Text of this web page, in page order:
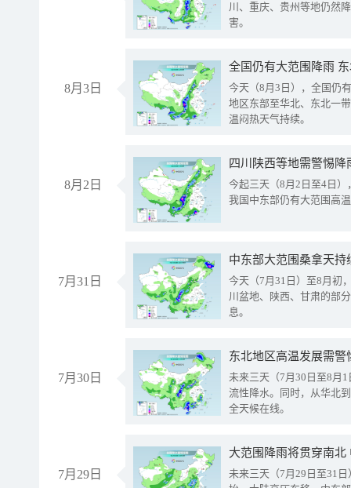
川、重庆、贵州等地仍然
害。
8月3日
全国仍有大范围降雨
今天（8月3日），全国仍
地区东部至华北、东北一
温闷热天气持续。
8月2日
今起三天（8月2日至4日
我国中东部仍有大范围高
7月31日
中东部大范围桑拿天
今天（7月31日）至8月初
川盆地、陕西、甘肃的部
息。
7月30日
东北地区高温发展需
未来三天（7月30日至8月
流性降水。同时，从华北
全天候在线。
7月29日
大范围降雨将贯穿南
未来三天（7月29日至31